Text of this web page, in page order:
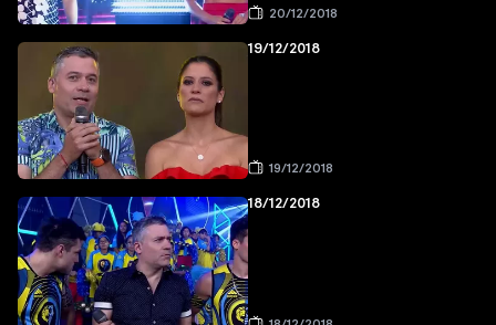
20/12/2018
19/12/2018
19/12/2018
18/12/2018